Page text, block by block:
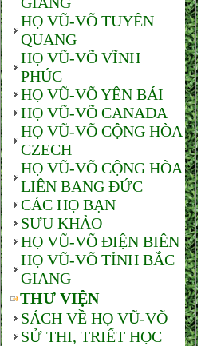
HỌ VŨ-VÕ TUYÊN
QUANG
HỌ VŨ-VÕ VĨNH
PHÚC
HỌ VŨ-VÕ YÊN BÁI
HỌ VŨ-VÕ CANADA
HỌ VŨ-VÕ CỘNG HÒA
CZECH
HỌ VŨ-VÕ CỘNG HÒA
LIÊN BANG ĐỨC
CÁC HỌ BẠN
SƯU KHẢO
HỌ VŨ-VÕ ĐIỆN BIÊN
HỌ VŨ-VÕ TỈNH BẮC
GIANG
THƯ VIỆN
SÁCH VỀ HỌ VŨ-VÕ
SỬ THI, TRIẾT HỌC